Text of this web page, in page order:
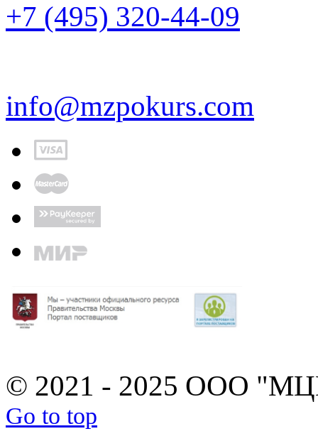
+7 (495) 320-44-09
info@mzpokurs.com
© 2021 - 2025 ООО
Go to top